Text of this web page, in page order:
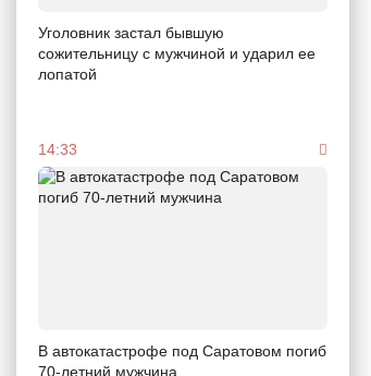
Уголовник застал бывшую
сожительницу с мужчиной и ударил ее
лопатой
14:33
В автокатастрофе под Саратовом погиб
70-летний мужчина